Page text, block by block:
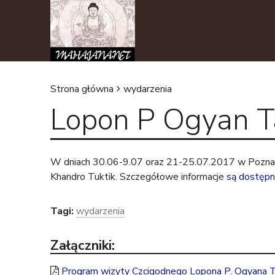
J
e
s
ś
Strona główna wydarzenia
Lopon P Ogyan
W dniach 30.06-9.07 oraz 21-25.07.2017 w
Khandro Tuktik. Szczegółowe informacje są
Tagi: wydarzenia
Załączniki:
Program wizyty Czcigodnego Lopona P. Ogyana